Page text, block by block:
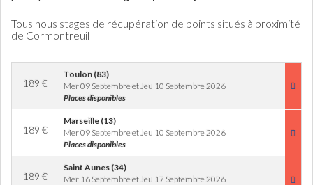
Tous nous stages de récupération de points situés à proximité
de Cormontreuil
189 €
Toulon (83)
Mer 09 Septembre et Jeu 10 Septembre 2026
Places disponibles
189 €
Marseille (13)
Mer 09 Septembre et Jeu 10 Septembre 2026
Places disponibles
189 €
Saint Aunes (34)
Mer 16 Septembre et Jeu 17 Septembre 2026